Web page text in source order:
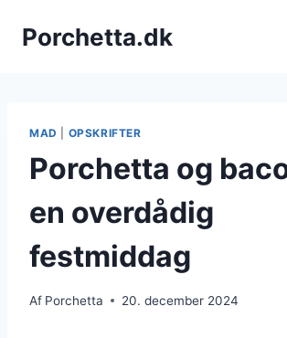
Porchetta.dk
MAD OPSKRIFTER
Porchetta og
en overdådig
festmiddag
Af Porchetta 20. december 2024